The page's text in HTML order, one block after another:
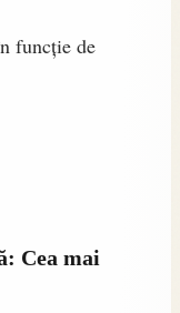
funcție de
Cea mai